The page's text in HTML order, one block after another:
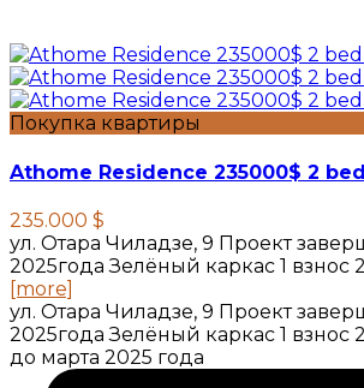
Покупка квартиры
Athome Residence 235000$ 2
235.000 $
ул. Отара Чиладзе, 9 Проект
2025года Зелёный каркас 1 взнос
[more]
ул. Отара Чиладзе, 9 Проект
2025года Зелёный каркас 1 взнос
до марта 2025 года